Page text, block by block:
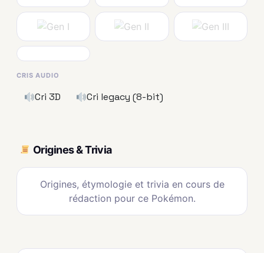
CRIS AUDIO
Cri 3D Cri legacy (8-bit)
Origines & Trivia
Origines, étymologie et trivia en cours de
rédaction pour ce Pokémon.